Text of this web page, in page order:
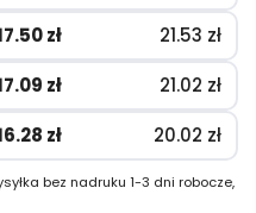
zł 21.53 zł
zł 21.02 zł
zł 20.02 zł
bez nadruku 1-3 dni robocze,